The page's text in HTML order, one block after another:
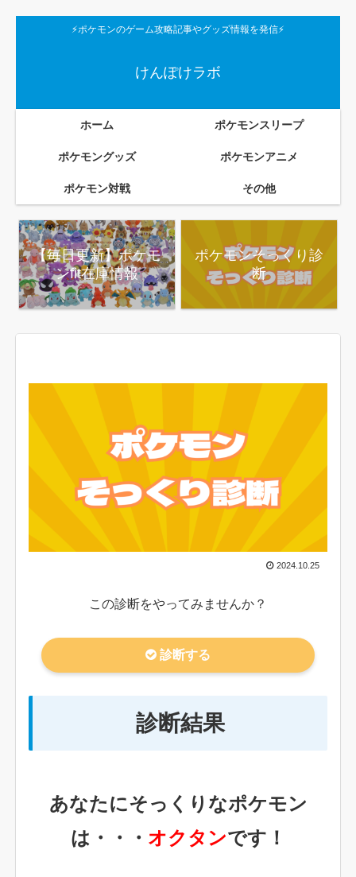
⚡ポケモンのゲーム攻略記事やグッズ情報を発信⚡
けんぽけラボ
ホーム ポケモンスリープ
ポケモングッズ ポケモンアニメ
ポケモン対戦 その他
【毎日更新】ポケモ
ンfit在庫情報
ポケモンそっくり診
断
2024.10.25
この診断をやってみませんか？
診断する
診断結果
あなたにそっくりなポケモン
は・・・ オクタンです！